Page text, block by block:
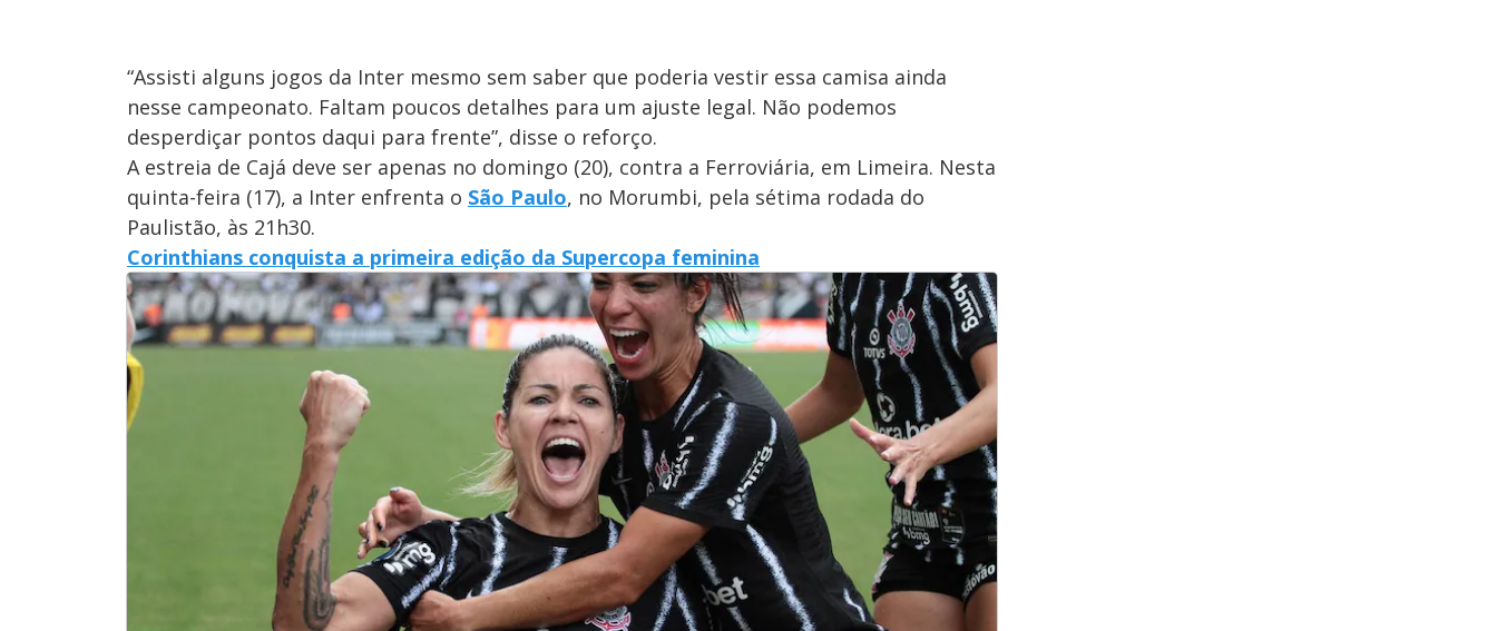
“Assisti alguns jogos da Inter mesmo sem saber que poderia vestir essa camisa ainda
nesse campeonato. Faltam poucos detalhes para um ajuste legal. Não podemos
desperdiçar pontos daqui para frente”, disse o reforço.
A estreia de Cajá deve ser apenas no domingo (20), contra a Ferroviária, em Limeira. Nesta
quinta-feira (17), a Inter enfrenta o São Paulo, no Morumbi, pela sétima rodada do
Paulistão, às 21h30.
Corinthians conquista a primeira edição da Supercopa feminina